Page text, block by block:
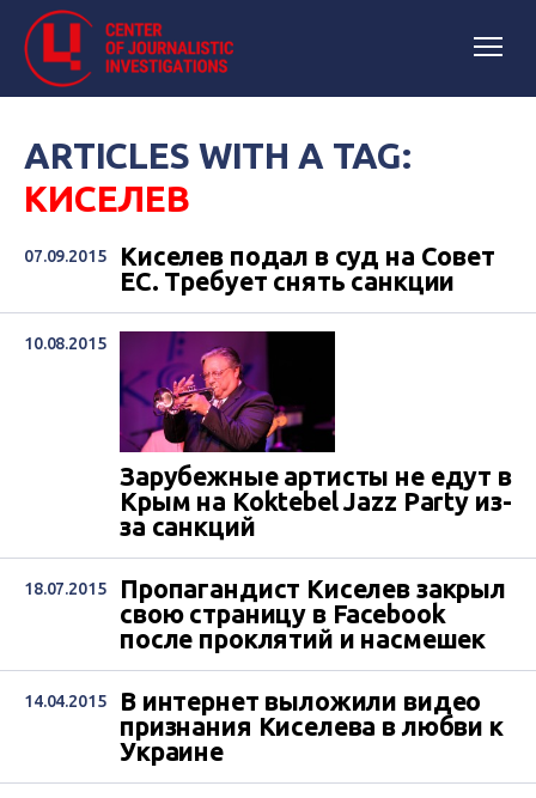
ARTICLES WITH A TAG:
КИСЕЛЕВ
07.09.2015
Киселев подал в суд на Совет
ЕС. Требует снять санкции
10.08.2015
Зарубежные артисты не едут в
Крым на Koktebel Jazz Party из-
за санкций
18.07.2015
Пропагандист Киселев закрыл
свою страницу в Facebook
после проклятий и насмешек
14.04.2015
В интернет выложили видео
признания Киселева в любви к
Украине